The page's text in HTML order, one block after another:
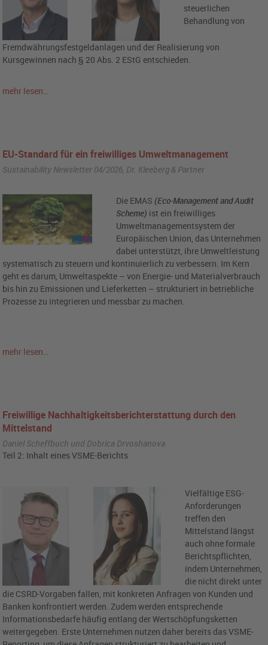
steuerlichen
Behandlung von
Fremdwährungsfestgeldanlagen und der Realisierung von
Kursgewinnen nach § 20 Abs. 2 EStG entschieden.
mehr lesen…
EU-Standard für ein freiwilliges Umweltmanagement
Sustainability Newsletter 04/2026, Dr. Kleeberg & Partner
Die EMAS (Eco-Management and Audit
Scheme) ist ein freiwilliges
Umweltmanagementsystem der
Europäischen Union, das Unternehmen
dabei unterstützt, ihre Umweltleistung
systematisch zu steuern und kontinuierlich zu verbessern. Im Kern
geht es darum, Umweltaspekte – von Energie- und Materialverbrauch
bis hin zu Emissionen und Lieferketten – strukturiert in betriebliche
Prozesse zu integrieren und messbar zu machen.
mehr lesen…
Freiwillige Nachhaltigkeitsberichterstattung durch den
Mittelstand
Daniel Scheffbuch und Dobrica Drvoshanova
Teil 2: Inhalt eines VSME-Berichts
Vielfältige ESG-
Anforderungen
treffen den
Mittelstand längst
auch ohne formale
Berichtspflichten,
indem Unternehmen,
die nicht direkt unter
die CSRD-Vorgaben fallen, mit konkreten Anfragen von Kunden und
Banken konfrontiert werden. Zudem werden entsprechende
Informationsbedarfe häufig entlang der Wertschöpfungsketten
weitergegeben. Erste Unternehmen nutzen daher bereits das VSME-